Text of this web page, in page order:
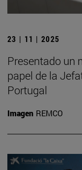
23 | 11 | 2025
Presentado un
papel de la
Portugal
Imagen REMCO